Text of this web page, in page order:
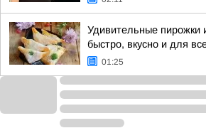
Удивительные пирожки
быстро, вкусно и для
01:25